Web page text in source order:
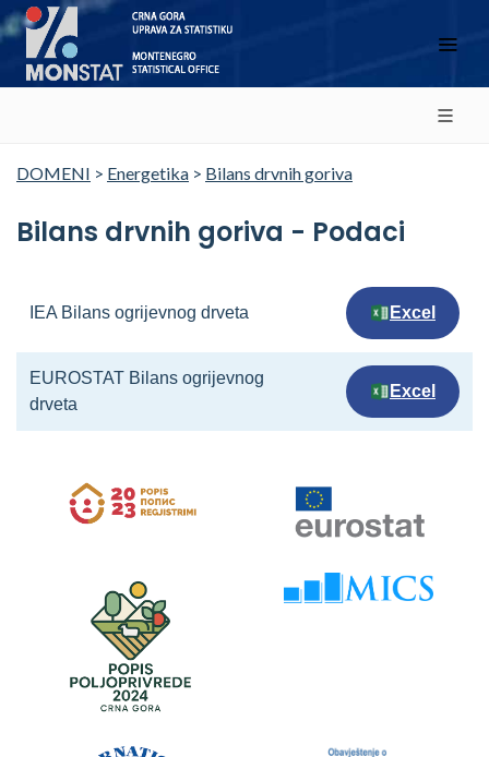
DOMENI > Energetika > Bilans drvnih goriva
Bilans drvnih goriva - Podaci
IEA Bilans ogrijevnog drveta Excel
EUROSTAT Bilans ogrijevnog
drveta
Excel